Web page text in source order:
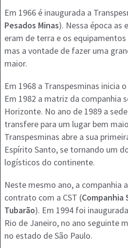
Em 1966 é inaugurada a
Pesados Minas). Nessa época as
eram de terra e os
mas a vontade de fazer uma
maior.
Em 1968 a Transpesminas inicia
Em 1982 a matriz da companhia
Horizonte. No ano de 1989 a
transfere para um lugar bem
Transpesminas abre a sua
Espírito Santo, se tornando um
logísticos do continente.
Neste mesmo ano, a companhia
contrato com a CST (Companhia
Tubarão). Em 1994 foi
Rio de Janeiro, no ano seguinte
no estado de São Paulo.